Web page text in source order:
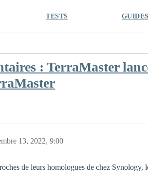
TESTS GUIDES
: TerraMaster
13, 2022, 9:00
de leurs homologues de chez